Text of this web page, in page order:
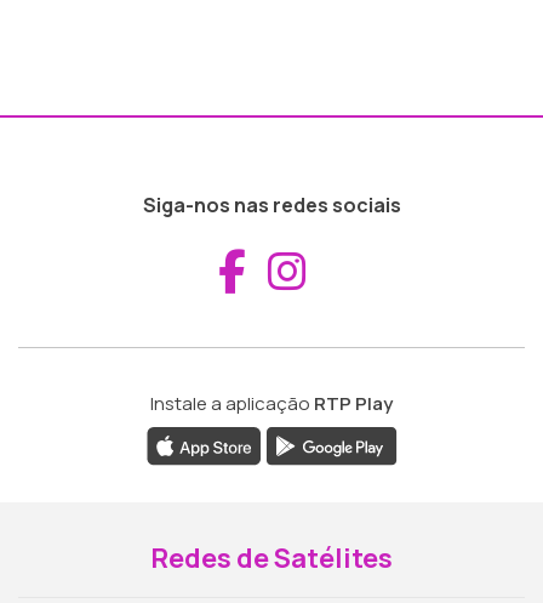
Siga-nos nas redes sociais
Aceder ao
Instale a aplicação RTP Play
Redes de Satélites